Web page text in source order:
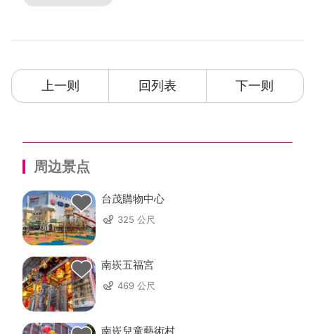
上一则 回列表 下一则
周边景点
台茂購物中心
325 公尺
南崁五福宮
469 公尺
南崁兒童藝術村